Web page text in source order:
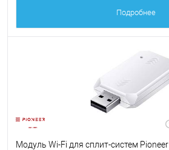
Подробнее
Модуль Wi-Fi для сплит-систем Pioneer